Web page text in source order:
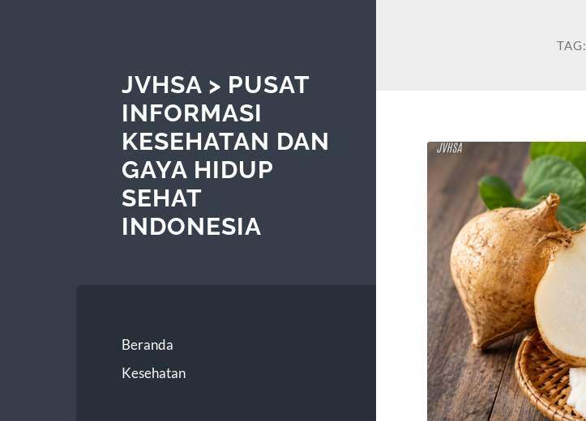
JVHSA > PUSAT
INFORMASI
KESEHATAN DAN
GAYA HIDUP
SEHAT
INDONESIA
Beranda
Kesehatan
TAG: